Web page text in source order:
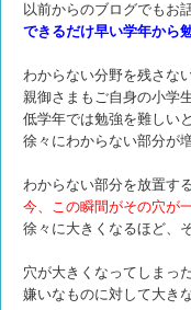
以前からのブログでもお
できるだけ早い学年から
わからない分野を残さな
親御さまもご自身の小学
低学年では勉強を難しい
徐々にわからない部分が
わからない部分を放置す
今、この瞬間がその穴が
徐々に大きくなるほど、
穴が大きくなってしまっ
嫌いなものに対して大き